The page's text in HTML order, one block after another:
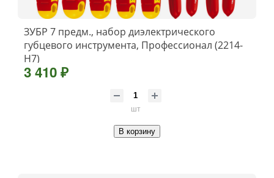
ЗУБР 7 предм., набор диэлектрического
губцевого инструмента, Профессионал (2214-
H7)
3 410 ₽
шт
В корзину